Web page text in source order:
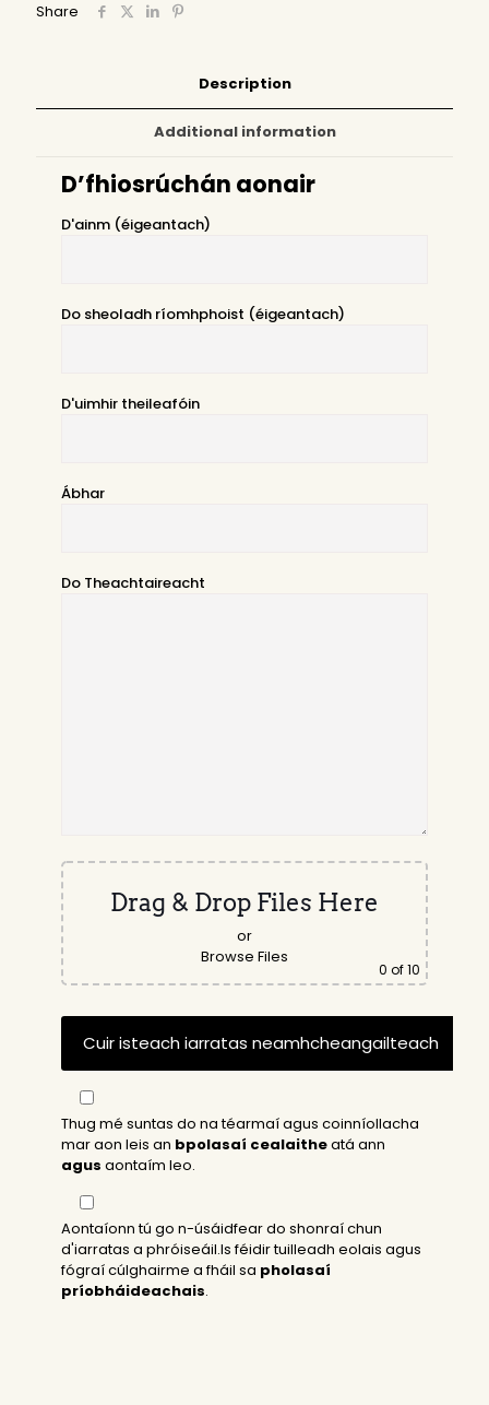
Share
Description
Additional information
D’fhiosrúchán aonair
D'ainm (éigeantach)
Do sheoladh ríomhphoist (éigeantach)
D'uimhir theileafóin
Ábhar
Do Theachtaireacht
Drag & Drop Files Here
or
Browse Files
0 of 10
Thug mé suntas do na téarmaí agus coinníollacha
mar aon leis an bpolasaí cealaitheatá ann
agus aontaím leo.
Aontaíonn tú go n-úsáidfear do shonraí chun
d'iarratas a phróiseáil.Is féidir tuilleadh eolais agus
fógraí cúlghairme a fháil sa pholasaí
príobháideachais.